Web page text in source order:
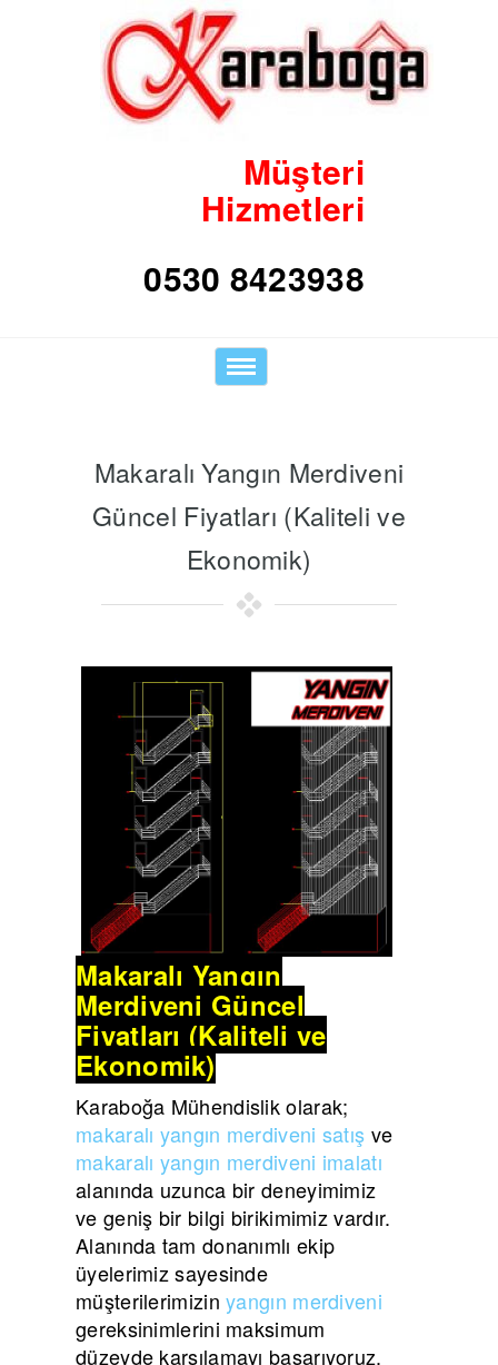
Müşteri
Hizmetleri
Toggle
navigation
Makaralı Yangın Merdiveni
Güncel Fiyatları (Kaliteli ve
Ekonomik)
Makaralı Yangın
Merdiveni Güncel
Fiyatları (Kaliteli ve
Ekonomik)
Karaboğa Mühendislik olarak;
makaralı yangın merdiveni satış ve
makaralı yangın merdiveni imalatı
alanında uzunca bir deneyimimiz
ve geniş bir bilgi birikimimiz vardır.
Alanında tam donanımlı ekip
üyelerimiz sayesinde
müşterilerimizinyangın merdiveni
gereksinimlerini maksimum
düzeyde karşılamayı başarıyoruz.